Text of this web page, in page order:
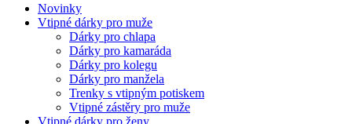
Novinky
Vtipné dárky pro muže
Dárky pro chlapa
Dárky pro kamaráda
Dárky pro kolegu
Dárky pro manžela
Trenky s vtipným potiskem
Vtipné zástěry pro muže
Vtipné dárky pro ženy